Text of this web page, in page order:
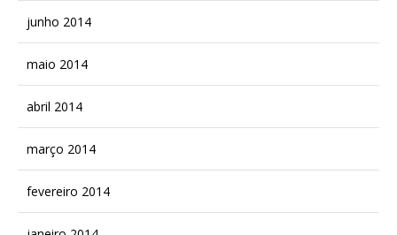
junho 2014
maio 2014
abril 2014
março 2014
fevereiro 2014